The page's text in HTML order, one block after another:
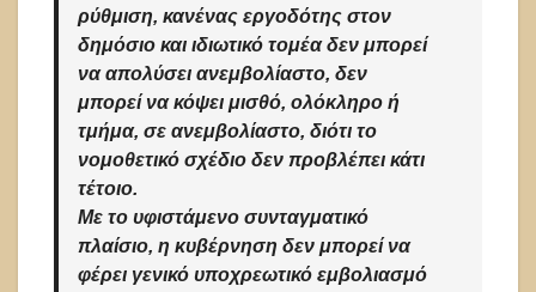
ρύθμιση, κανένας εργοδότης στον
δημόσιο και ιδιωτικό τομέα δεν μπορεί
να απολύσει ανεμβολίαστο, δεν
μπορεί να κόψει μισθό, ολόκληρο ή
τμήμα, σε ανεμβολίαστο, διότι το
νομοθετικό σχέδιο δεν προβλέπει κάτι
τέτοιο.
Με το υφιστάμενο συνταγματικό
πλαίσιο, η κυβέρνηση δεν μπορεί να
φέρει γενικό υποχρεωτικό εμβολιασμό